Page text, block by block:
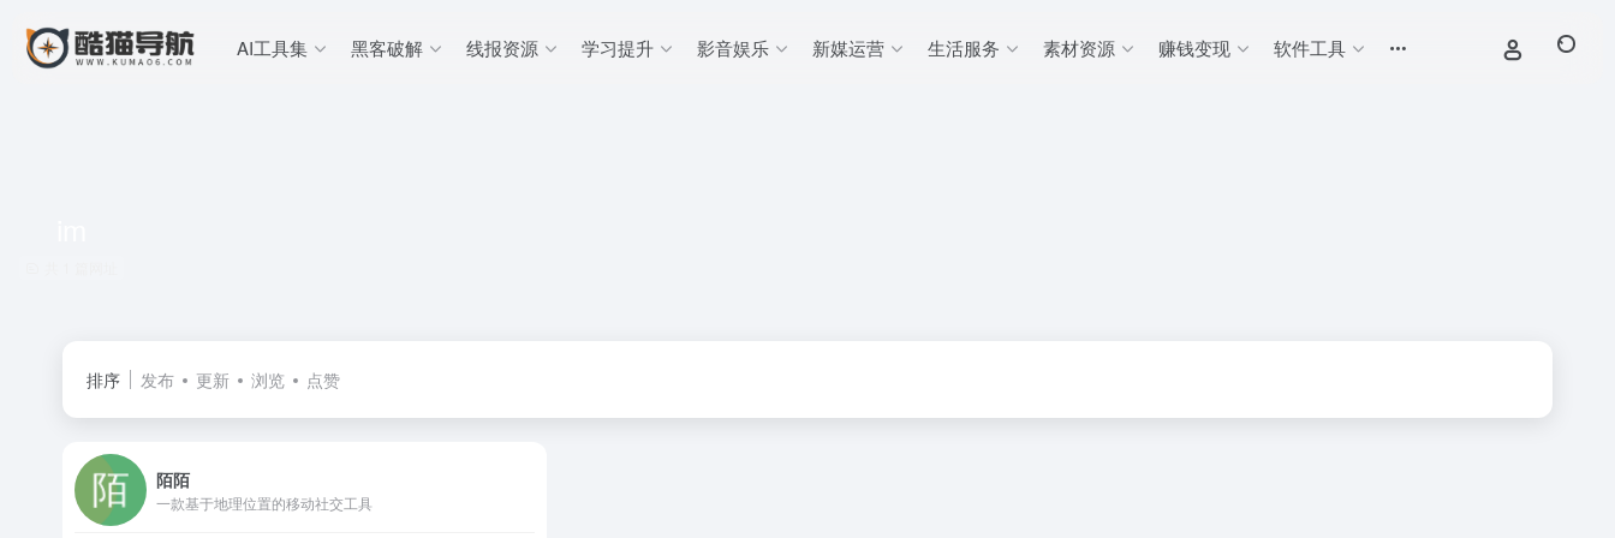
AI工具集 黑客破解 线报资源 学习提升 影音娱乐 新媒运营 生活服务 素材资源 赚钱变现 软件工具
排序 发布 更新 浏览 点赞
陌陌
一款基于地理位置的移动社交工具